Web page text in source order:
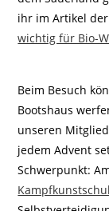
ihr im Artikel
wichtig für Bio-
Beim Besuch
Bootshaus
unseren
jedem Advent
Schwerpunkt: